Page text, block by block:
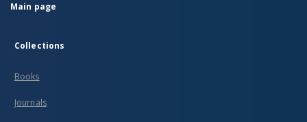
Main page
Collections
Books
Journals